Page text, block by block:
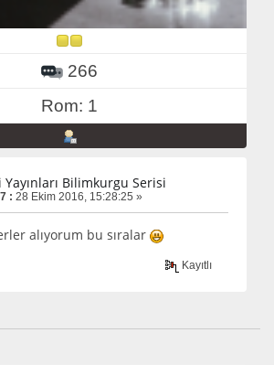
266
Rom: 1
Bilimkurgu Serisi
: 28 Ekim 2016, 15:28:25 »
alıyorum bu sıralar
Kayıtlı